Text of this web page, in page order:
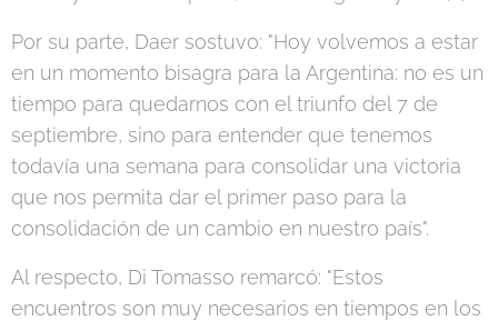
Por su parte, Daer sostuvo: "Hoy volvemos a estar
en un momento bisagra para la Argentina: no es un
tiempo para quedarnos con el triunfo del 7 de
septiembre, sino para entender que tenemos
todavía una semana para consolidar una victoria
que nos permita dar el primer paso para la
consolidación de un cambio en nuestro país".
Al respecto, Di Tomasso remarcó: "Estos
encuentros son muy necesarios en tiempos en los